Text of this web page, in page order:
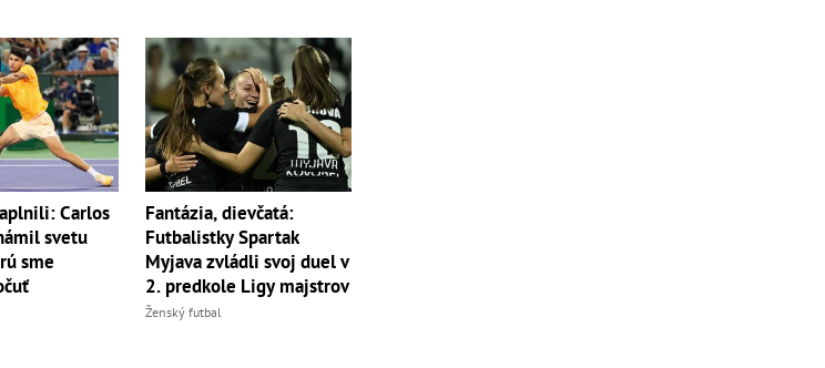
Carlos
svetu
sme
Fantázia, dievčatá:
Futbalistky Spartak
Myjava zvládli svoj duel v
2. predkole Ligy majstrov
Ženský futbal